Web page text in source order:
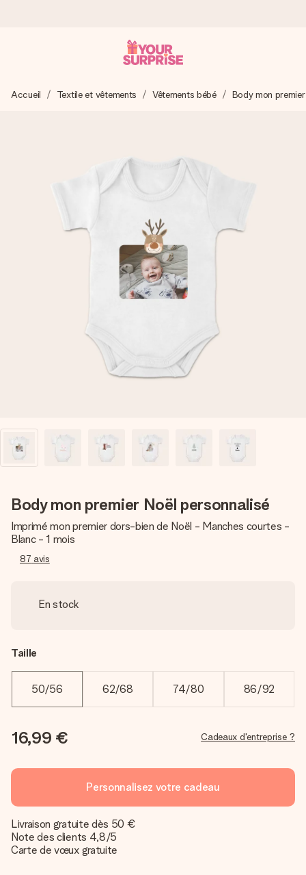
Nous préparons votre cadeau avec attention et l’envoyons
4,9 (sur la base de +15 000 avis)
une note de 4,9 sur Google Reviews (total de tous les
pays où nous sommes présents).
Carte de vœux gratuite
son prénom, votre photo ou un message qui touche le cœur.
Sans complications, juste tout l’amour pour le moment idéal.
Accueil Textile et vêtements Vêtements bébé Body mon
Body mon premier Noël personnalisé
Imprimé mon premier dors-bien de Noël - Manches courtes -
Blanc - 1 mois
87 avis
En stock
Taille
50/56 62/68 74/80 86/92
16,99 € Cadeaux d'entreprise ?
Personnalisez votre cadeau
Livraison gratuite dès 50 €
Note des clients 4,8/5
Carte de vœux gratuite